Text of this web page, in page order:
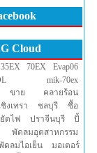
Cloud
35EX 70EX
Evap06
mik-70ex
ขาย
คลายร้อน
ชิงเทรา ชลบุรี
ซื้อ
ดไฟ ปราจีนบุรี
ปั้
พัดลมอุตสาหกรรม
ดลมไอเย็น
มอเตอร์